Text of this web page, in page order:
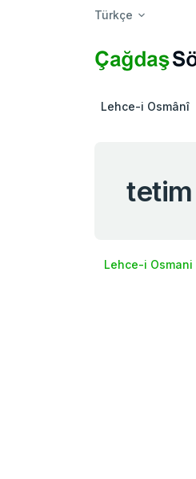
Türkçe
Lehce-i Osmânî
Lehce-i Osmani